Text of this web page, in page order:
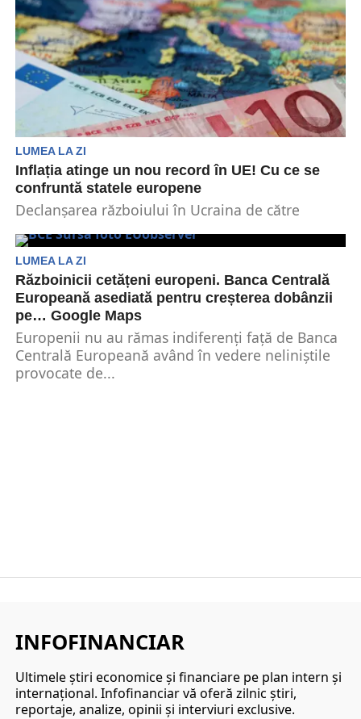
LUMEA LA ZI
Inflația atinge un nou record în UE! Cu ce se
confruntă statele europene
Declanșarea războiului în Ucraina de către
un...
LUMEA LA ZI
Războinicii cetățeni europeni. Banca Centrală
Europeană asediată pentru creșterea dobânzii
pe… Google Maps
Europenii nu au rămas indiferenți față de Banca
Centrală Europeană având în vedere neliniștile
provocate de...
INFOFINANCIAR
Ultimele ştiri economice şi financiare pe plan intern şi
internaţional. Infofinanciar vă oferă zilnic ştiri,
reportaje, analize, opinii şi interviuri exclusive.